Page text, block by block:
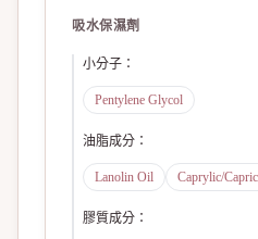
吸水保濕劑
小分子 ：
Pentylene Glycol
油脂成分 ：
Lanolin Oil Caprylic/
膠質成分 ：